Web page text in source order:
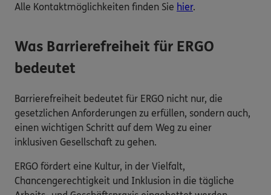
Alle Kontaktmöglichkeiten finden Sie hier.
Was Barrierefreiheit für ERGO
bedeutet
Barrierefreiheit bedeutet für ERGO nicht nur, die
gesetzlichen Anforderungen zu erfüllen, sondern auch,
einen wichtigen Schritt auf dem Weg zu einer
inklusiven Gesellschaft zu gehen.
ERGO fördert eine Kultur, in der Vielfalt,
Chancengerechtigkeit und Inklusion in die tägliche